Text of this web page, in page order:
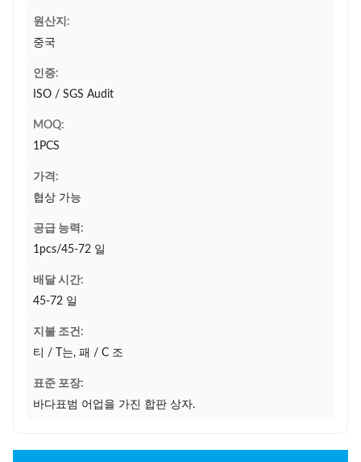
원산지:
중국
인증:
ISO / SGS Audit
MOQ:
1PCS
가격:
협상 가능
공급 능력:
1pcs/45-72 일
배달 시간:
45-72 일
지불 조건:
티 / T는, 패 / C 조
표준 포장:
바다표범 어업을 가진 합판 상자.